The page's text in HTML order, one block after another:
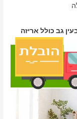
גב כולל אריזה